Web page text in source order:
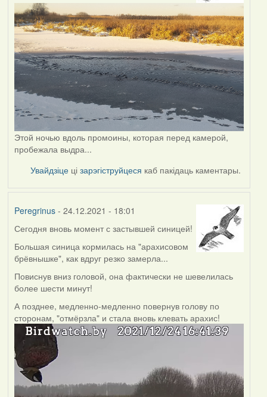
Этой ночью вдоль промоины, которая перед камерой,
пробежала выдра...
Увайдзіце цізарэгіструйцеся каб пакідаць каментары.
Peregrinus- 24.12.2021 - 18:01
Сегодня вновь момент с застывшей синицей!
Большая синица кормилась на "арахисовом
брёвнышке", как вдруг резко замерла...
Повиснув вниз головой, она фактически не шевелилась
более шести минут!
А позднее, медленно-медленно повернув голову по
сторонам, "отмёрзла" и стала вновь клевать арахис!